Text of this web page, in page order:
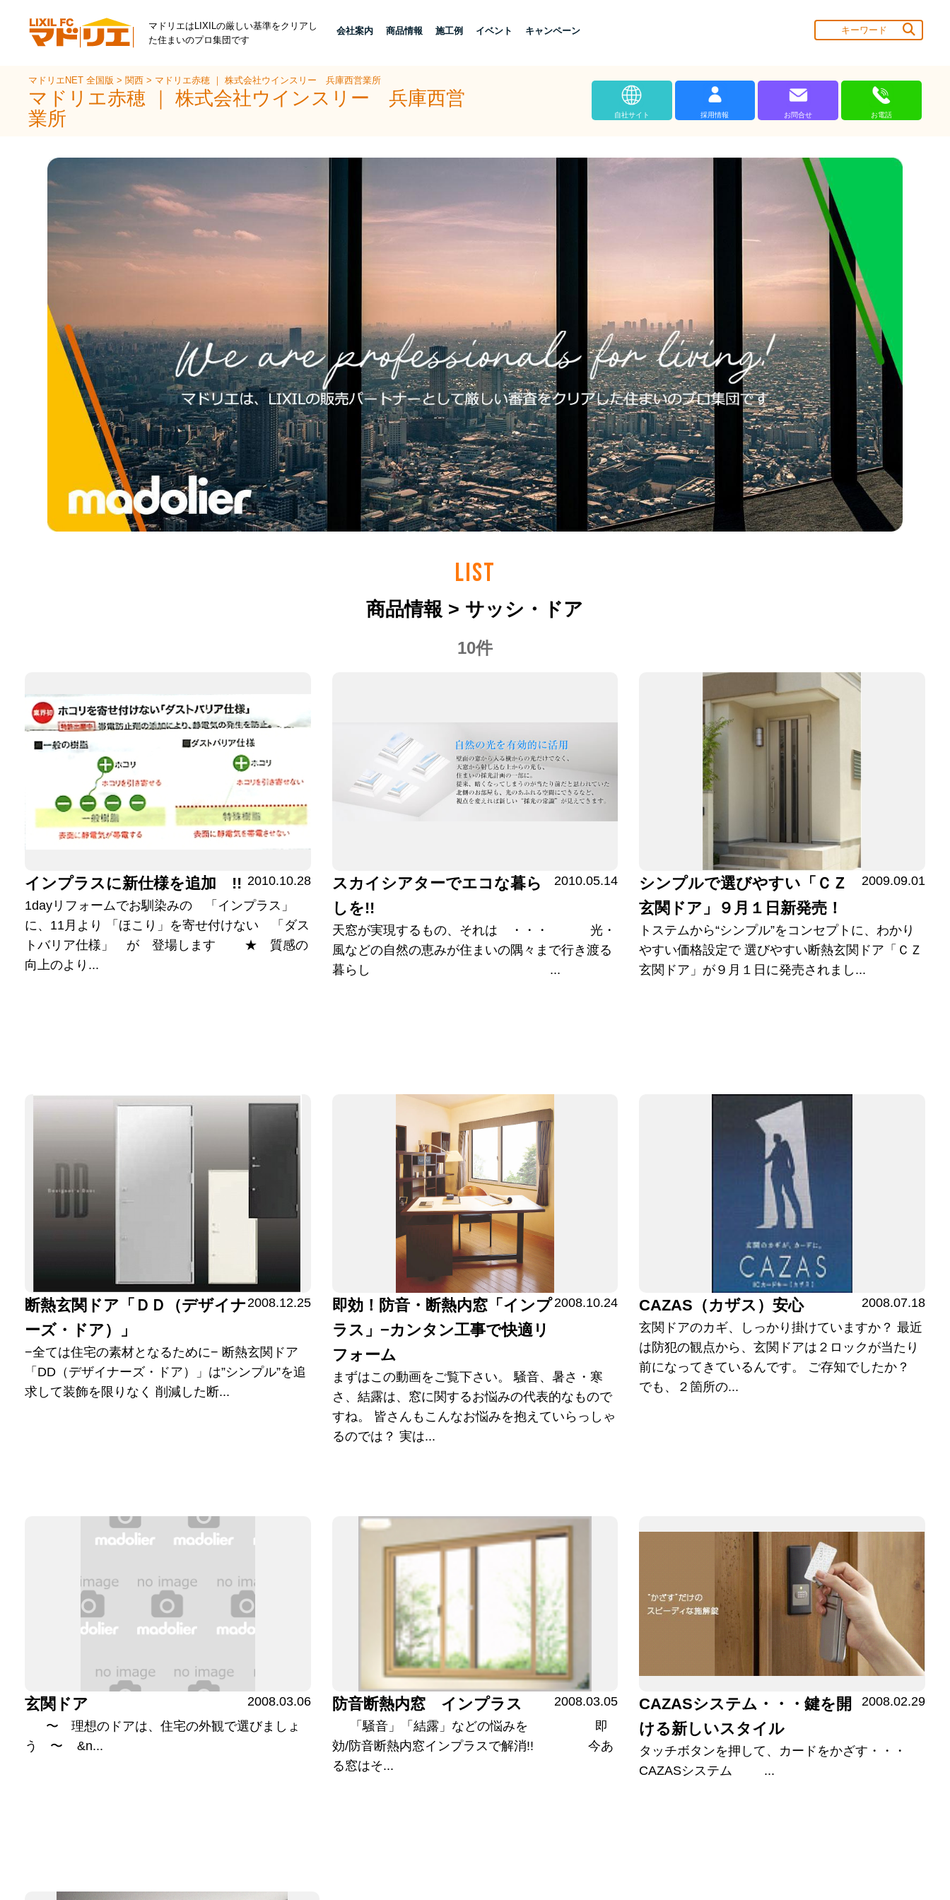
マドリエはLIXILの厳しい基準をクリアし
た住まいのプロ集団です
会社案内 商品情報 施工例 イベント キャンペーン
マドリエNET 全国版> 関西> マドリエ赤穂 ｜ 株式会社ウインスリー 兵庫西営業所
マドリエ赤穂 ｜ 株式会社ウインスリー 兵庫西営
業所
自社サイト 採用情報 お問合せ お電話
LIST
商品情報 > サッシ・ドア
10件
インプラスに新仕様を追加 !! 2010.10.28
1dayリフォームでお馴染みの 「インプラス」
に、11月より 「ほこり」を寄せ付けない 「ダス
トバリア仕様」 が 登場します ★ 質感の
向上のより...
スカイシアターでエコな暮ら
しを!!
2010.05.14
天窓が実現するもの、それは ・・・ 光・
風などの自然の恵みが住まいの隅々まで行き渡る
暮らし ...
シンプルで選びやすい「ＣＺ
玄関ドア」９月１日新発売！
2009.09.01
トステムから“シンプル”をコンセプトに、わかり
やすい価格設定で 選びやすい断熱玄関ドア「ＣＺ
玄関ドア」が９月１日に発売されまし...
断熱玄関ドア「ＤＤ（デザイナ
ーズ・ドア）」
2008.12.25
−全ては住宅の素材となるために− 断熱玄関ドア
「DD（デザイナーズ・ドア）」は”シンプル”を追
求して装飾を限りなく 削減した断...
即効！防音・断熱内窓「インプ
ラス」−カンタン工事で快適リ
フォーム
2008.10.24
まずはこの動画をご覧下さい。 騒音、暑さ・寒
さ、結露は、窓に関するお悩みの代表的なもので
すね。 皆さんもこんなお悩みを抱えていらっしゃ
るのでは？ 実は...
CAZAS（カザス）安心
2008.07.18
玄関ドアのカギ、しっかり掛けていますか？ 最近
は防犯の観点から、玄関ドアは２ロックが当たり
前になってきているんです。 ご存知でしたか？
でも、２箇所の...
玄関ドア
2008.03.06
〜 理想のドアは、住宅の外観で選びましょ
う 〜 &n...
防音断熱内窓 インプラス
2008.03.05
「騒音」「結露」などの悩みを 即
効/防音断熱内窓インプラスで解消!! 今あ
る窓はそ...
CAZASシステム・・・鍵を開
ける新しいスタイル
2008.02.29
タッチボタンを押して、カードをかざす・・・
CAZASシステム ...